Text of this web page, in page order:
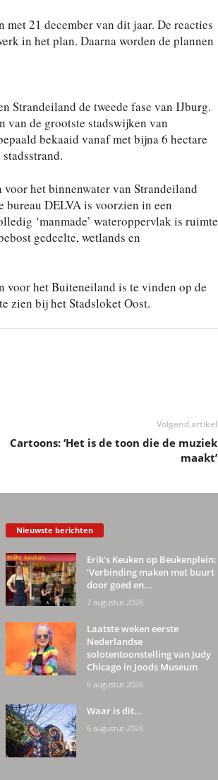
21 december van dit jaar. De reacties
in het plan. Daarna worden de plannen
Strandeiland de tweede fase van IJburg.
van de grootste stadswijken van
bekaaid vanaf met bijna 6 hectare
het binnenwater van Strandeiland
bureau DELVA is voorzien in een
‘manmade’ wateroppervlak is ruimte
gedeelte, wetlands en
voor het Buiteneiland is te vinden op de
zien bij het Stadsloket Oost.
Volgend artikel
Cartoons: ‘Het is de toon die de muziek
maakt’
Nieuwste berichten
Erik’s Keuken op Beukenplein:
‘Verbinding maken met buurt
door goed en...
7 augustus 2026
Laatste weken eerste
Nederlandse
solotentoonstelling van Judy
Chicago in Joods Museum
6 augustus 2026
Waar is dit…
6 augustus 2026